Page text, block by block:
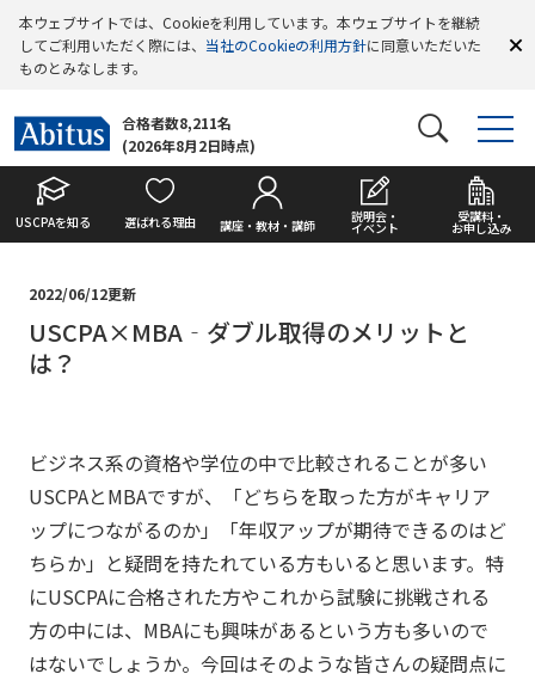
本ウェブサイトでは、Cookieを利用しています。本ウェブサイトを継続
してご利用いただく際には、 当社のCookieの利用方針に同意いただいた
ものとみなします。
合格者数8,211名
(2026年8月2日時点)
USCPAを知る 選ばれる理由 講座・教材・講師
説明会・
イベント
受講料・
お申し込み
2022/06/12更新
USCPA×MBA‐ダブル取得のメリットと
は？
ビジネス系の資格や学位の中で比較されることが多い
USCPAとMBAですが、「どちらを取った方がキャリア
ップにつながるのか」「年収アップが期待できるのはど
ちらか」と疑問を持たれている方もいると思います。特
にUSCPAに合格された方やこれから試験に挑戦される
方の中には、MBAにも興味があるという方も多いので
はないでしょうか。今回はそのような皆さんの疑問点に